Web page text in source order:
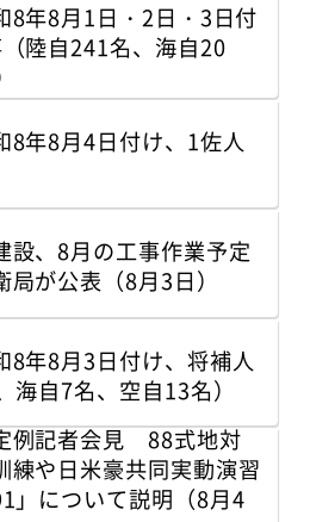
年8月1日・2日・3日付
陸自241名、海自20
年8月4日付け、1佐人
設、8月の工事作業予定
が公表（8月3日）
年8月3日付け、将補人
海自7名、空自13名）
例記者会見 88式地対
練や日米豪共同実動演習
」について説明（8月4